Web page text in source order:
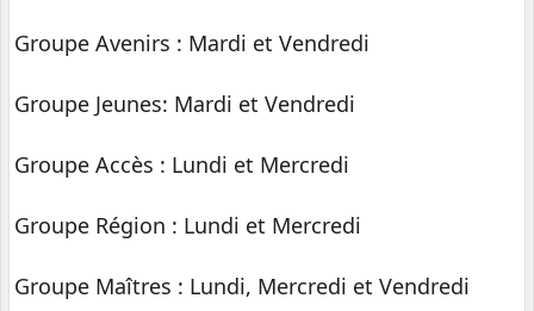
Groupe Avenirs : Mardi et Vendredi
Groupe Jeunes: Mardi et Vendredi
Groupe Accès : Lundi et Mercredi
Groupe Région : Lundi et Mercredi
Groupe Maîtres : Lundi, Mercredi et Vendredi